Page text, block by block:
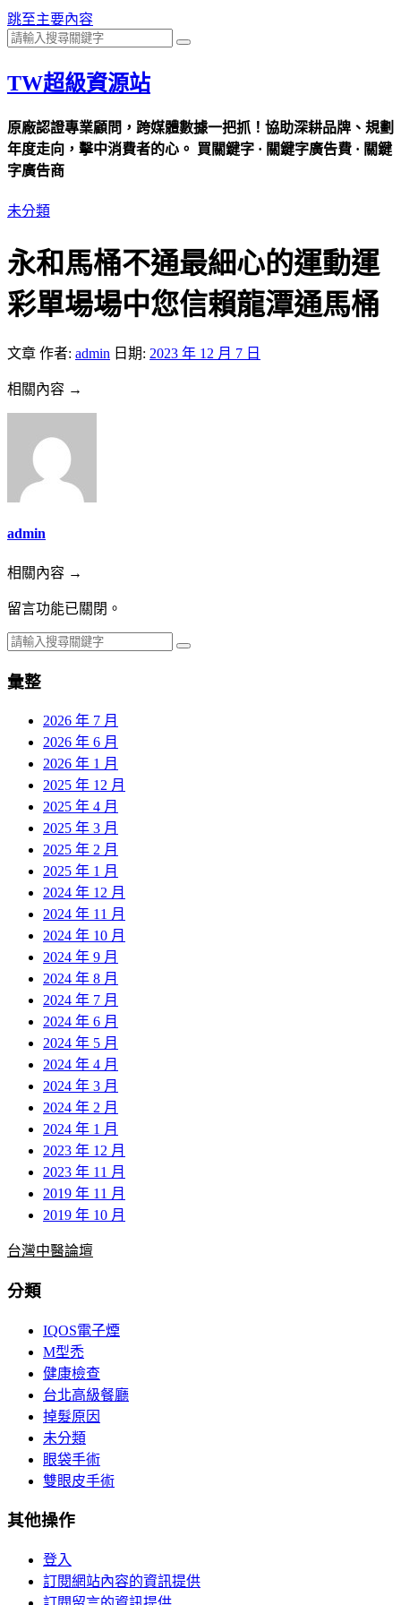
跳至主要內容
TW超級資源站
原廠認證專業顧問，跨媒體數據一把抓！協助深耕品牌、規劃
年度走向，擊中消費者的心。 買關鍵字 · 關鍵字廣告費 · 關鍵
字廣告商
未分類
永和馬桶不通最細心的運動運
彩單場場中您信賴龍潭通馬桶
文章 作者: admin 日期: 2023 年 12 月 7 日
相關內容 →
admin
相關內容 →
留言功能已關閉。
彙整
2026 年 7 月
2026 年 6 月
2026 年 1 月
2025 年 12 月
2025 年 4 月
2025 年 3 月
2025 年 2 月
2025 年 1 月
2024 年 12 月
2024 年 11 月
2024 年 10 月
2024 年 9 月
2024 年 8 月
2024 年 7 月
2024 年 6 月
2024 年 5 月
2024 年 4 月
2024 年 3 月
2024 年 2 月
2024 年 1 月
2023 年 12 月
2023 年 11 月
2019 年 11 月
2019 年 10 月
台灣中醫論壇
分類
IQOS電子煙
M型禿
健康檢查
台北高級餐廳
掉髮原因
未分類
眼袋手術
雙眼皮手術
其他操作
登入
訂閱網站內容的資訊提供